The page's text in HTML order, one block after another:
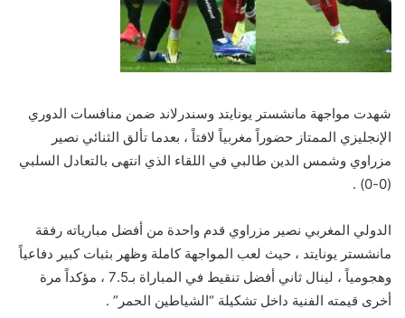
شهدت مواجهة مانشستر يونايتد وسندرلاند ضمن منافسات الدوري
الإنجليزي الممتاز حضوراً مغربياً لافتاً ، بعدما تألق الثنائي نصير
مزراوي وشمس الدين طالبي في اللقاء الذي انتهى بالتعادل السلبي
(0-0) .
الدولي المغربي نصير مزراوي قدم واحدة من أفضل مبارياته رفقة
مانشستر يونايتد ، حيث لعب المواجهة كاملة وظهر بثبات كبير دفاعياً
وهجومياً ، لينال ثاني أفضل تنقيط في المباراة بـ7.5 ، مؤكداً مرة
أخرى قيمته الفنية داخل تشكيلة “الشياطين الحمر” .